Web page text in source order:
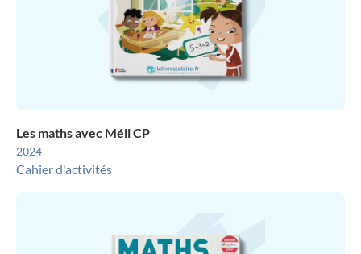
Les maths avec Méli CP
2024
Cahier d'activités